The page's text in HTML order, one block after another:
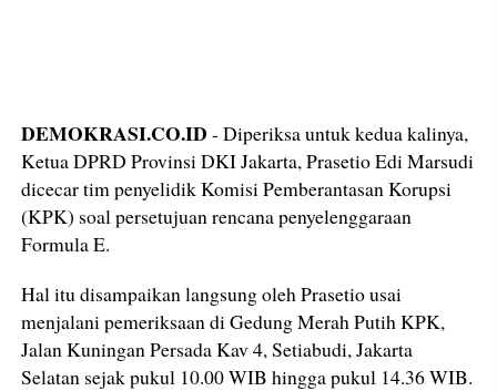
DEMOKRASI.CO.ID - Diperiksa untuk kedua kalinya,
Ketua DPRD Provinsi DKI Jakarta, Prasetio Edi Marsudi
dicecar tim penyelidik Komisi Pemberantasan Korupsi
(KPK) soal persetujuan rencana penyelenggaraan
Formula E.
Hal itu disampaikan langsung oleh Prasetio usai
menjalani pemeriksaan di Gedung Merah Putih KPK,
Jalan Kuningan Persada Kav 4, Setiabudi, Jakarta
Selatan sejak pukul 10.00 WIB hingga pukul 14.36 WIB.